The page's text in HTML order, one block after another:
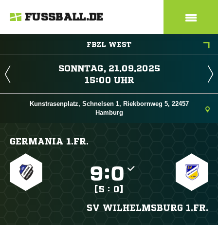
FUSSBALL.DE
FBZL WEST
 
 
Kunstrasenplatz, Schnelsen 1, Riekbornweg 5, 22457
Hamburg
GERMANIA 1.FR.
:
[5 : 0]
SV WILHELMSBURG 1.FR.